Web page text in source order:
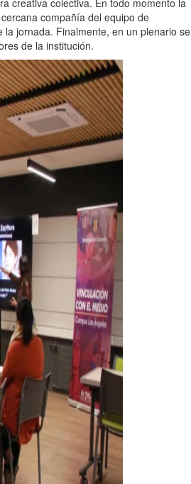
creativa colectiva. En todo momento la
compañía del equipo de
jornada. Finalmente, en un plenario se
de la institución.